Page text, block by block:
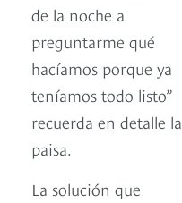
de la noche a
preguntarme qué
hacíamos porque ya
teníamos todo listo”
recuerda en detalle la
paisa.
La solución que